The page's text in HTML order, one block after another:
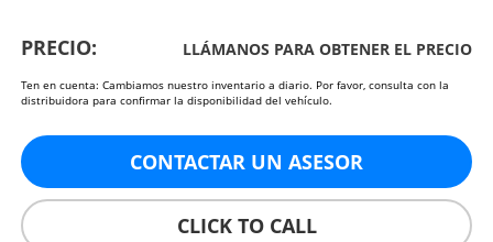
PRECIO: LLÁMANOS PARA OBTENER EL PRECIO
Ten en cuenta: Cambiamos nuestro inventario a diario. Por favor, consulta con la
distribuidora para confirmar la disponibilidad del vehículo.
CONTACTAR UN ASESOR
CLICK TO CALL